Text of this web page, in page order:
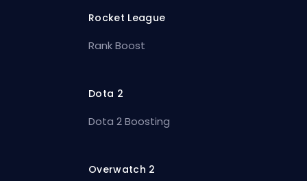
Rocket League
Rank Boost
Dota 2
Dota 2 Boosting
Overwatch 2